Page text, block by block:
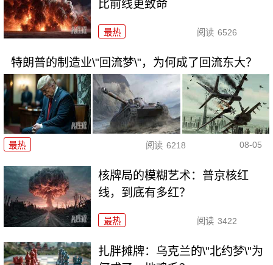
比前线更致命
最热 阅读 6526
特朗普的制造业\"回流梦\"，为何成了回流东大？
最热 阅读 6218 08-05
核牌局的模糊艺术：普京核红
线，到底有多红？
最热 阅读 3422
扎胖摊牌：乌克兰的\"北约梦\"为